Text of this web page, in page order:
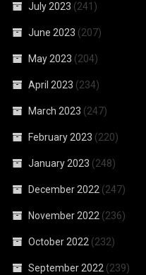
July 2023 (241)
June 2023 (207)
May 2023 (204)
April 2023 (234)
March 2023 (247)
February 2023 (220)
January 2023 (248)
December 2022 (247)
November 2022 (236)
October 2022 (232)
September 2022 (239)